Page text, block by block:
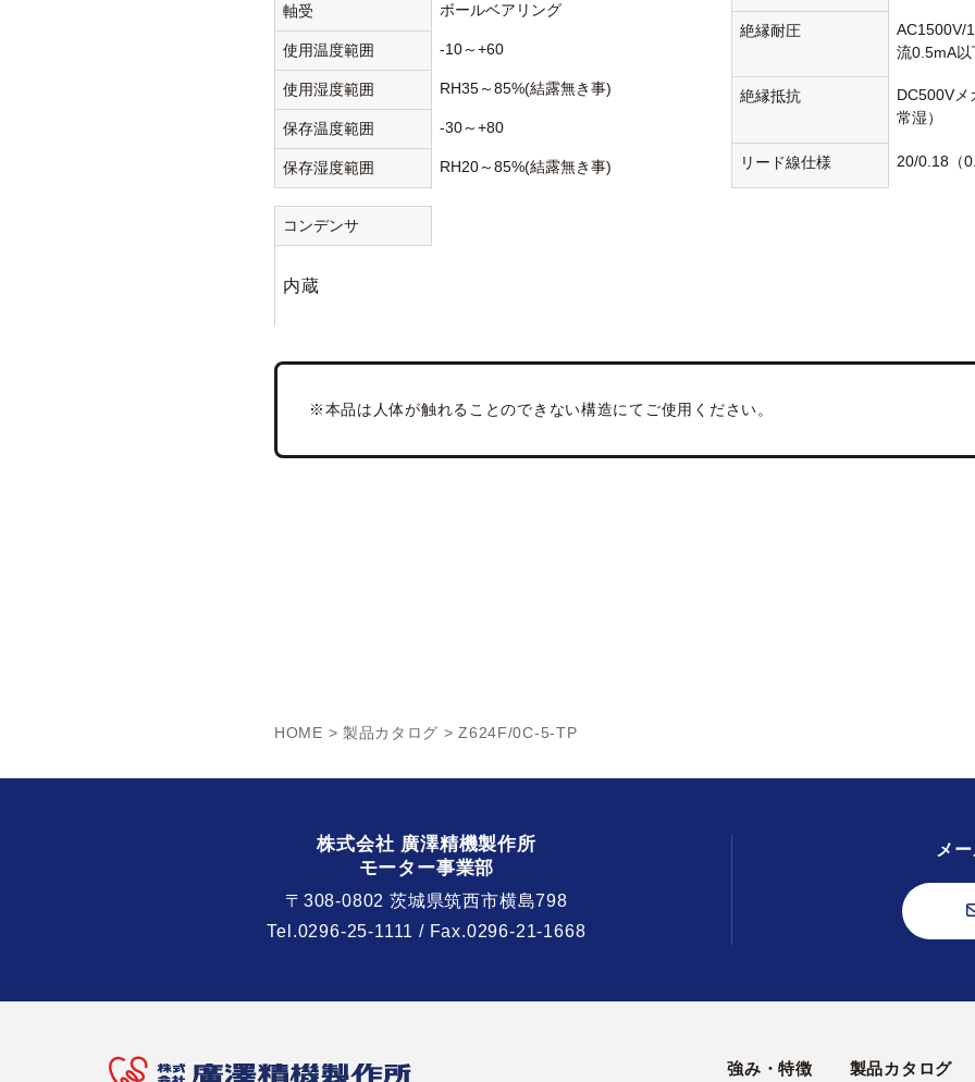
軸受 ボールベアリング
使用温度範囲 -10～+60
使用湿度範囲 RH35～85%(結露無き事)
保存温度範囲 -30～+80
保存湿度範囲 RH20～85%(結露無き事)
絶縁耐圧
AC1500V/
流0.5mA
絶縁抵抗
DC500V
常湿）
リード線仕様 20/0.18（
コンデンサ
内蔵
※本品は人体が触れることのできない構造にてご使用ください。
HOME > 製品カタログ > Z624F/0C-5-TP
メ
株式会社 廣澤精機製作所
モーター事業部
〒308-0802 茨城県筑西市横島798
Tel.0296-25-1111 / Fax.0296-21-1668
強み・特徴 製品カタログ